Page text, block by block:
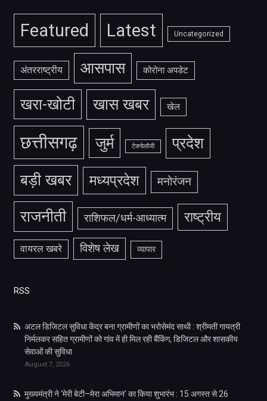
Featured Latest Uncategorized
अंतरराष्ट्रीय आसपास कोरोना अपडेट
खरा-खोटी खास खबर खेल
छत्तीसगढ़ जुर्म टेक्नोलॉजी प्रदेश
बड़ी खबर मध्यप्रदेश मनोरंजन
राजनीती राशिफल/धर्म-आध्यात्म राष्ट्रीय
वायरल खबरे विशेष लेख व्यापार
RSS
अटल डिजिटल सुविधा केंद्र बना ग्रामीणों का भरोसेमंद साथी : श्रीमती गायत्री
निर्मलकर सहित ग्रामीणों को गांव में ही मिल रही बैंकिंग, डिजिटल और शासकीय
सेवाओं की सुविधा
August 7, 2026
मुख्यमंत्री ने ‘मेरी बेटी–मेरा अभिमान’ का किया शुभारंभ : 15 अगस्त से 26